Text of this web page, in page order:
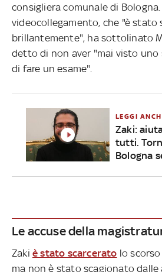
consigliera comunale di Bologna.
videocollegamento, che "è stato
brillantemente", ha sottolinato
detto di non aver "mai visto
di fare un esame".
LEGGI
Zaki:
tutti.
Bologna
Le accuse della
Zaki è stato scarcerato lo
ma non è stato scagionato dalle